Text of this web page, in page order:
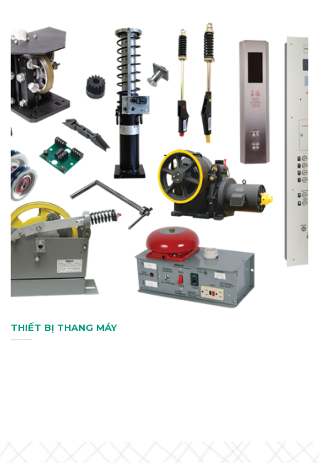
THIẾT BỊ THANG MÁY